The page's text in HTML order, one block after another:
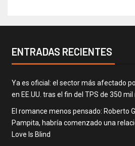
ENTRADAS RECIENTES
Ya es oficial: el sector más afectado
en EE.UU. tras el fin del TPS de 350
El romance menos pensado: Roberto
Pampita, habría comenzado una
Love Is Blind